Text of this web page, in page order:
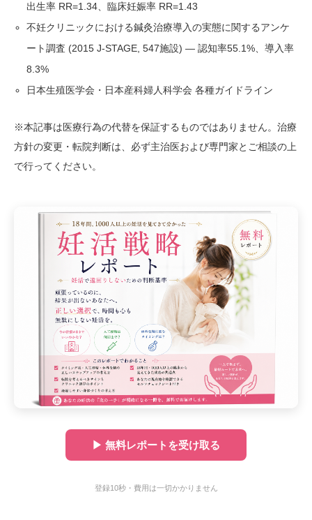
出生率 RR=1.34、臨床妊娠率 RR=1.43
不妊クリニックにおける鍼灸治療導入の実態に関するアンケ
ート調査 (2015 J-STAGE, 547施設) — 認知率55.1%、導入率
8.3%
日本生殖医学会・日本産科婦人科学会 各種ガイドライン
※本記事は医療行為の代替を保証するものではありません。治療
方針の変更・転院判断は、必ず主治医および専門家とご相談の上
で行ってください。
▶ 無料レポートを受け取る
登録10秒・費用は一切かかりません